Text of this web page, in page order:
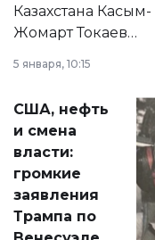
Казахстана Касым-
Жомарт Токаев
сразу несколько
актуальных тем —
от слухов о
политических
реформах до
вопросов армии,
экономики и
личного здоровья.
5 января, 10:15
США, нефть
и смена
власти:
громкие
заявления
Трампа по